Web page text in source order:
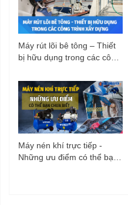
Máy rút lõi bê tông – Thiết
bị hữu dụng trong các công
Máy nén khí trực tiếp -
Những ưu điểm có thể bạn